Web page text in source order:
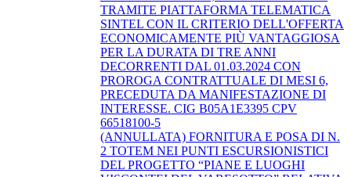
TRAMITE PIATTAFORMA TELEMATICA
SINTEL CON IL CRITERIO DELL'OFFERTA
ECONOMICAMENTE PIÙ VANTAGGIOSA
PER LA DURATA DI TRE ANNI
DECORRENTI DAL 01.03.2024 CON
PROROGA CONTRATTUALE DI MESI 6,
PRECEDUTA DA MANIFESTAZIONE DI
INTERESSE. CIG B05A1E3395 CPV
66518100-5
(ANNULLATA) FORNITURA E POSA DI N.
2 TOTEM NEI PUNTI ESCURSIONISTICI
DEL PROGETTO “PIANE E LUOGHI